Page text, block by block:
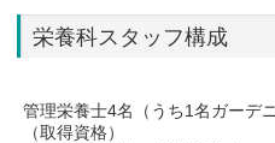
栄養科スタッフ構成
管理栄養士4名（うち1名ガーデ
（取得資格）